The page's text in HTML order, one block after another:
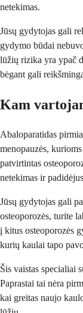
netekimas.
Jūsų gydytojas gali
gydymo būdai
lūžių rizika yra ypač
bėgant gali
Kam
Abaloparatidas
menopauzės,
patvirtintas
netekimas ir
Jūsų gydytojas gali
osteoporozės, turite
į kitus osteoporozės
kurių kaulai tapo
Šis vaistas specialiai
Paprastai tai nėra
kai greitas naujo